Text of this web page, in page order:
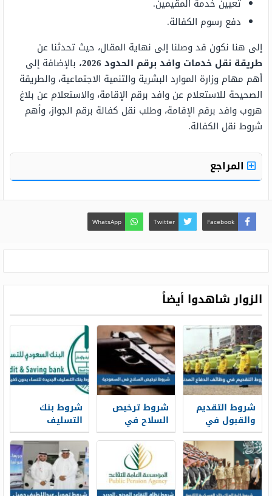
تعيين خدمة المقيمين.
دفع رسوم الكفالة.
إلى هنا نكون قد وصلنا إلى نهاية المقال، حيث تحدثنا عن
طريقة نقل خدمات وافد برقم الحدود 2026، بالإضافة إلى
أهم مهام وزارة الموارد البشرية والتنمية الاجتماعية، والطريقة
الصحيحة للاستعلام عن وافد برقم الإقامة، والاستعلام عن بلاغ
هروب وافد برقم الإقامة، وطلب نقل كفالة برقم الجواز، وأهم
شروط نقل الكفالة.
المراجع
Facebook
Twitter
WhatsApp
الزوار شاهدوا أيضاً
شروط التقديم
والقبول في
وظائف الدفاع
المدني 1448
شروط ترخيص
السلاح في
السعودية 1448
شروط بنك
التسليف
الجديدة 1448
للنساء بدون
كفيل